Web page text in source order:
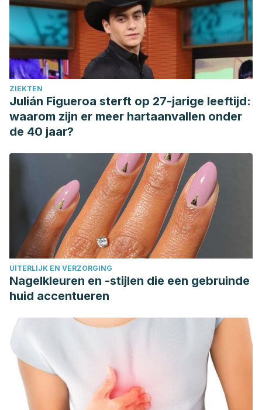
Letscher-Bru, V., Obszynski, C. M., Samsoen, M., Sabou, M.,
Waller, J., & Candolfi, E. (2013). Antifungal activity of sodium
bicarbonate against fungal agents causing superficial
infections.Mycopathologia, 175(1), 153-158. Disponible en:
https://pubmed.ncbi.nlm.nih.gov/22991095/
Menéndez, S., Falcón, L., & Maqueira, Y. (2011).
Therapeutic efficacy of topical OLEOZON® in patients
suffering from onychomycosis.
Nasrollahi, Z., & Abolhasannezhad, M. (2015). Evaluation of
the antifungal activity of olive leaf aqueous extracts against
Candida albicans PTCC-5027. Current medical
mycology,1(4), 37. Disponible en:
https://pubmed.ncbi.nlm.nih.gov/28681003/
Romero-Cerecero, O., Zamilpa, A., Jiménez-Ferrer, J. E.,
Rojas-Bribiesca, G., Román-Ramos, R. & Tortoriello, J.
(2008). Double-blind clinical trial for evaluating the
effectiveness and tolerability of Ageratina pichinchensis
comparative study with ciclopirox.
, 74
Ramírez-Concepción, H. R., Castro-Velasco, L. N. y
Martínez-Santiago, E. (2016). Efectos terapéuticos del ajo
(Allium sativum).
Revista Salud y Administración,
(8), 39-
ZIEKTEN
Julián Figueroa sterft op 27-jarige leeftijd:
waarom zijn er meer hartaanvallen onder
de 40 jaar?
UITERLIJK EN VERZORGING
Nagelkleuren en -stijlen die een gebruinde
huid accentueren